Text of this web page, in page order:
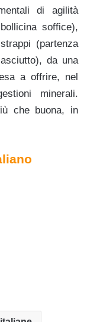
di agilità
soffice),
(partenza
da una
a offrire, nel
minerali.
che buona, in